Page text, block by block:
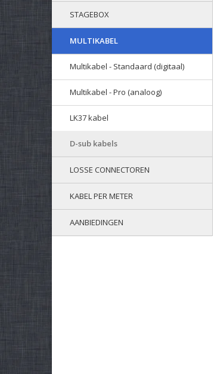
STAGEBOX
MULTIKABEL
Multikabel - Standaard (digitaal)
Multikabel - Pro (analoog)
LK37 kabel
D-sub kabels
LOSSE CONNECTOREN
KABEL PER METER
AANBIEDINGEN